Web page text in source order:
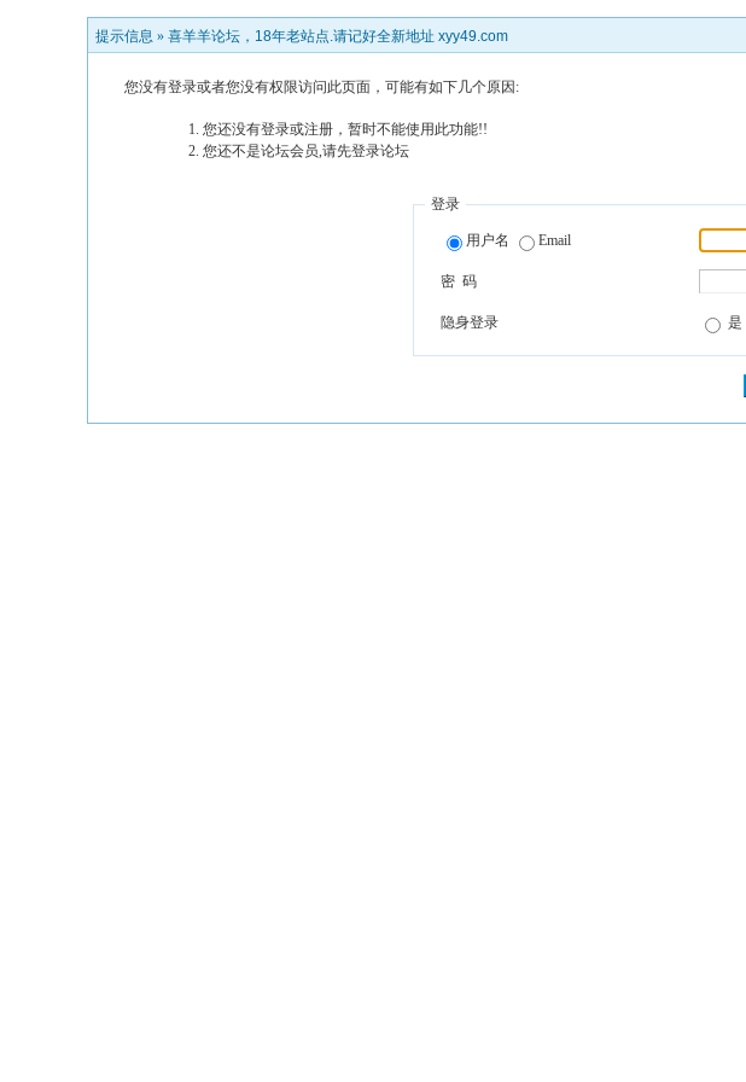
提示信息 » 喜羊羊论坛，18年老站点.请记好全新地址 xyy49.com
您没有登录或者您没有权限访问此页面，可能有如下几个原因:
您还没有登录或注册，暂时不能使用此功能!!
您还不是论坛会员,请先登录论坛
登录
用户名 Email
密 码
隐身登录 是